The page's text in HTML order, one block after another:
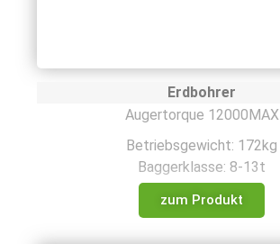
Erdbohrer
Augertorque 12000MAX
Betriebsgewicht: 172kg
Baggerklasse: 8-13t
zum Produkt